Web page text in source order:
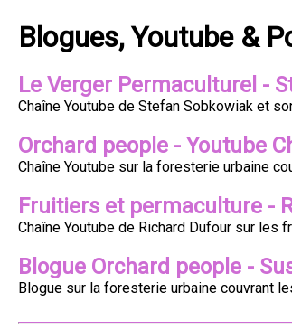
Blogues, Youtube &
Le Verger Permaculturel -
Chaîne Youtube de Stefan Sobkowiak et
Orchard people - Youtube
Chaîne Youtube sur la foresterie urbaine
Fruitiers et permaculture -
Chaîne Youtube de Richard Dufour sur les
Blogue Orchard people -
Blogue sur la foresterie urbaine couvrant